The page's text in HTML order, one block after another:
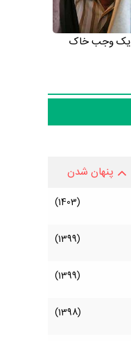
یک وجب خاک
پنهان شدن
(1403)
(1399)
(1399)
(1398)